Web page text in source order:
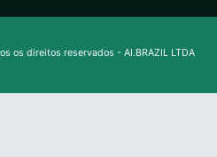
os direitos reservados - AI.BRAZIL LTDA